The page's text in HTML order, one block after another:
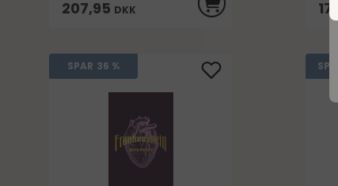
207,95 DKK
SPAR 36 % SPAR